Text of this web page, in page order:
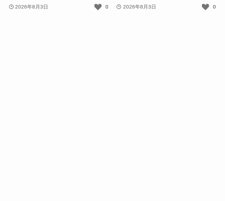
2026年8月3日 0 2026年8月3日 0